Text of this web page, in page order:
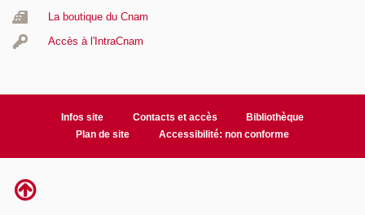
La boutique du Cnam
Accès à l'IntraCnam
Infos site Contacts et accès
Bibliothèque
Plan de site
Accessibilité: non conforme